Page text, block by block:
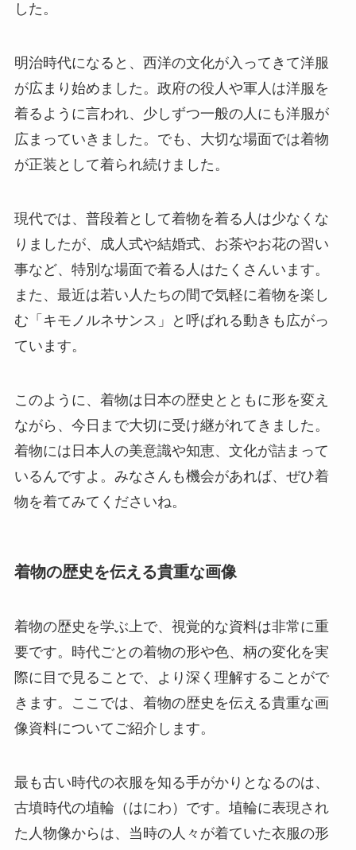
した。
明治時代になると、西洋の文化が入ってきて洋服
が広まり始めました。政府の役人や軍人は洋服を
着るように言われ、少しずつ一般の人にも洋服が
広まっていきました。でも、大切な場面では着物
が正装として着られ続けました。
現代では、普段着として着物を着る人は少なくな
りましたが、成人式や結婚式、お茶やお花の習い
事など、特別な場面で着る人はたくさんいます。
また、最近は若い人たちの間で気軽に着物を楽し
む「キモノルネサンス」と呼ばれる動きも広がっ
ています。
このように、着物は日本の歴史とともに形を変え
ながら、今日まで大切に受け継がれてきました。
着物には日本人の美意識や知恵、文化が詰まって
いるんですよ。みなさんも機会があれば、ぜひ着
物を着てみてくださいね。
着物の歴史を伝える貴重な画像
着物の歴史を学ぶ上で、視覚的な資料は非常に重
要です。時代ごとの着物の形や色、柄の変化を実
際に目で見ることで、より深く理解することがで
きます。ここでは、着物の歴史を伝える貴重な画
像資料についてご紹介します。
最も古い時代の衣服を知る手がかりとなるのは、
古墳時代の埴輪（はにわ）です。埴輪に表現され
た人物像からは、当時の人々が着ていた衣服の形